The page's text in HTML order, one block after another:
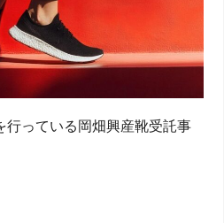
行っている岡畑興産靴受託事